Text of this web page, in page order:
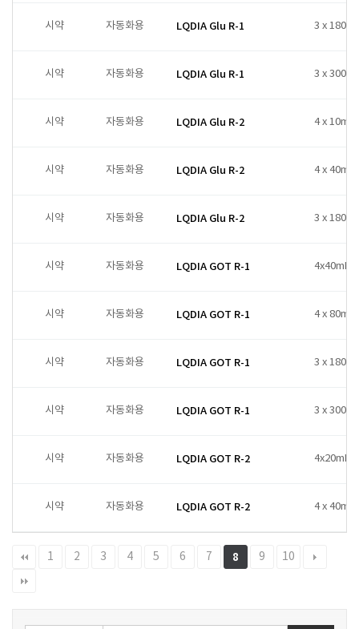
시약 자동화용 LQDIA Glu R-1 3 x 180ml
시약 자동화용 LQDIA Glu R-1 3 x 300ml
시약 자동화용 LQDIA Glu R-2 4 x 10ml
시약 자동화용 LQDIA Glu R-2 4 x 40ml
시약 자동화용 LQDIA Glu R-2 3 x 180ml
시약 자동화용 LQDIA GOT R-1 4x40mL
시약 자동화용 LQDIA GOT R-1 4 x 80ml
시약 자동화용 LQDIA GOT R-1 3 x 180ml
시약 자동화용 LQDIA GOT R-1 3 x 300ml
시약 자동화용 LQDIA GOT R-2 4x20mL
시약 자동화용 LQDIA GOT R-2 4 x 40ml
1 2 3 4 5 6 7 8 9 10